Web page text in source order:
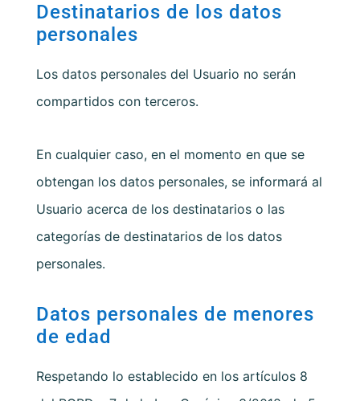
Destinatarios de los datos
personales
Los datos personales del Usuario no serán
compartidos con terceros.
En cualquier caso, en el momento en que se
obtengan los datos personales, se informará al
Usuario acerca de los destinatarios o las
categorías de destinatarios de los datos
personales.
Datos personales de menores
de edad
Respetando lo establecido en los artículos 8